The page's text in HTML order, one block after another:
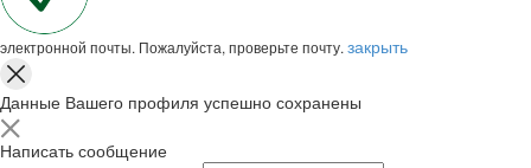
электронной почты. Пожалуйста, проверьте почту. закрыть
Данные Вашего профиля успешно сохранены
Написать сообщение